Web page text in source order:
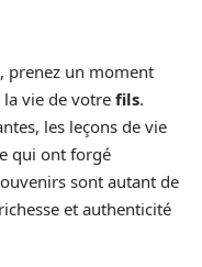
prenez un moment
vie de votre fils.
les leçons de vie
qui ont forgé
sont autant de
et authenticité